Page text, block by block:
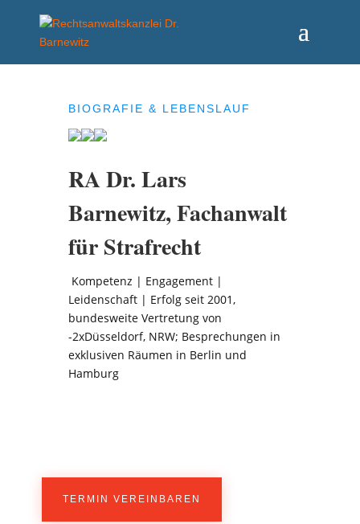
BIOGRAFIE & LEBENSLAUF
RA Dr. Lars
Barnewitz, Fachanwalt
für Strafrecht
Kompetenz | Engagement |
Leidenschaft | Erfolg seit 2001,
bundesweite Vertretung von
-2xDüsseldorf, NRW; Besprechungen in
exklusiven Räumen in Berlin und
Hamburg
TERMIN VEREINBAREN